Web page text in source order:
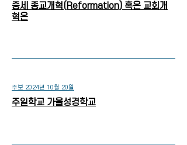
중세 종교개혁(Reformation) 혹은 교회개
혁은
주보 2024년 10월 20일
주일학교 가을성경학교